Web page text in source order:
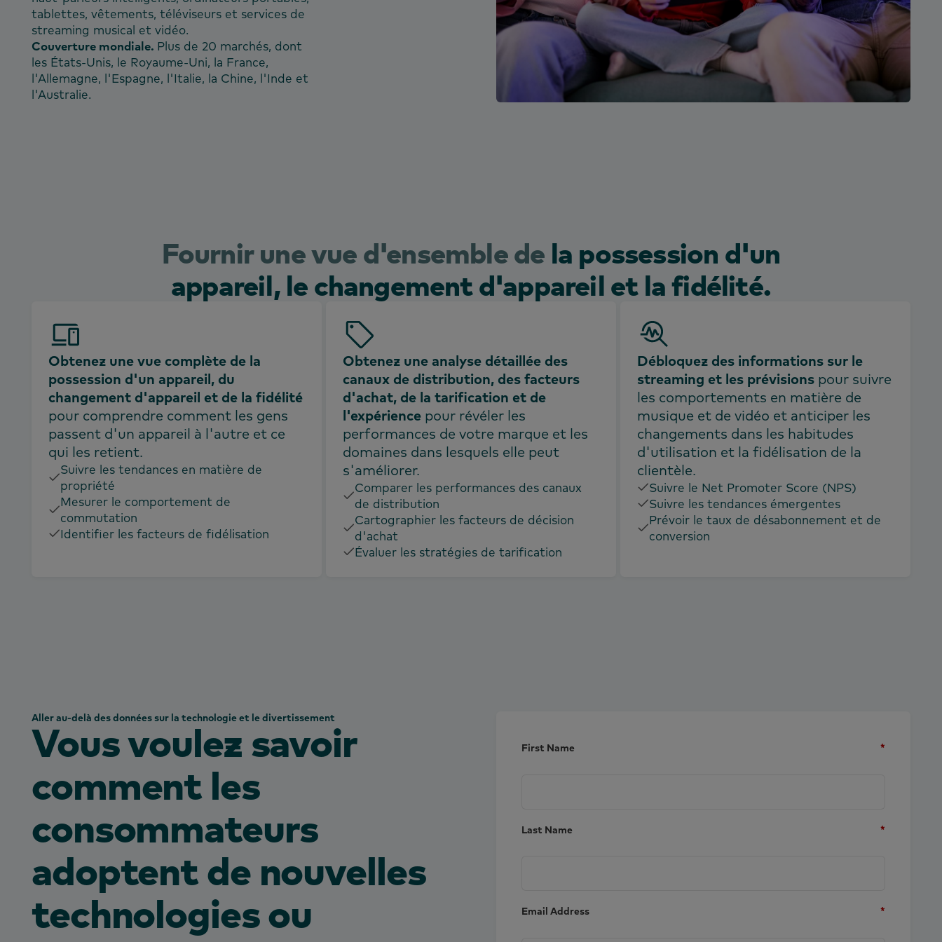
tablettes, vêtements, téléviseurs et services de
streaming musical et vidéo.
Couverture mondiale. Plus de 20 marchés, dont
les États-Unis, le Royaume-Uni, la France,
l'Allemagne, l'Espagne, l'Italie, la Chine, l'Inde et
l'Australie.
Fournir une vue d'ensemble de la possession d'un
appareil, le changement d'appareil et la fidélité.
Obtenez une vue complète de la
possession d'un appareil, du
changement d'appareil et de la fidélité
pour comprendre comment les gens
passent d'un appareil à l'autre et ce
qui les retient.
Suivre les tendances en matière de
propriété
Mesurer le comportement de
commutation
Identifier les facteurs de fidélisation
Obtenez une analyse détaillée des
canaux de distribution, des facteurs
d'achat, de la tarification et de
l'expérience pour révéler les
performances de votre marque et les
domaines dans lesquels elle peut
s'améliorer.
Comparer les performances des canaux
de distribution
Cartographier les facteurs de décision
d'achat
Évaluer les stratégies de tarification
Débloquez des informations sur le
streaming et les prévisions pour suivre
les comportements en matière de
musique et de vidéo et anticiper les
changements dans les habitudes
d'utilisation et la fidélisation de la
clientèle.
Suivre le Net Promoter Score (NPS)
Suivre les tendances émergentes
Prévoir le taux de désabonnement et de
conversion
Aller au-delà des données sur la technologie et le divertissement
Vous voulez savoir
comment les
consommateurs
adoptent de nouvelles
technologies ou
*
First Name
*
Last Name
*
Email Address